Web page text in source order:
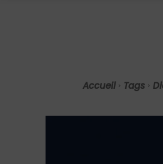
Accueil Tags